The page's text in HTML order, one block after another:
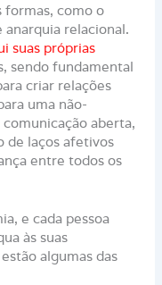
formas, como o
relacional.
suas próprias
sendo fundamental
criar relações
uma não-
aberta,
de laços afetivos
entre todos os
e cada pessoa
às suas
algumas das